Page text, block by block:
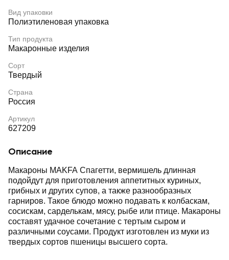
Вид упаковки
Полиэтиленовая упаковка
Тип продукта
Макаронные изделия
Сорт
Твердый
Страна
Россия
Артикул
627209
Описание
Макароны MAKFA Спагетти, вермишель длинная
подойдут для приготовления аппетитных куриных,
грибных и других супов, а также разнообразных
гарниров. Такое блюдо можно подавать к колбаскам,
сосискам, сарделькам, мясу, рыбе или птице. Макароны
составят удачное сочетание с тертым сыром и
различными соусами. Продукт изготовлен из муки из
твердых сортов пшеницы высшего сорта.